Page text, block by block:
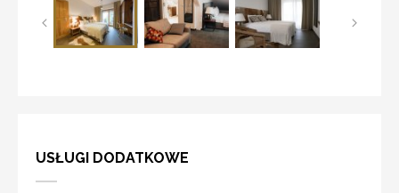
USŁUGI DODATKOWE